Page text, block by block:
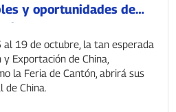
y oportunidades de
al 19 de octubre, la tan esperada
Exportación de China,
la Feria de Cantón, abrirá sus
China.